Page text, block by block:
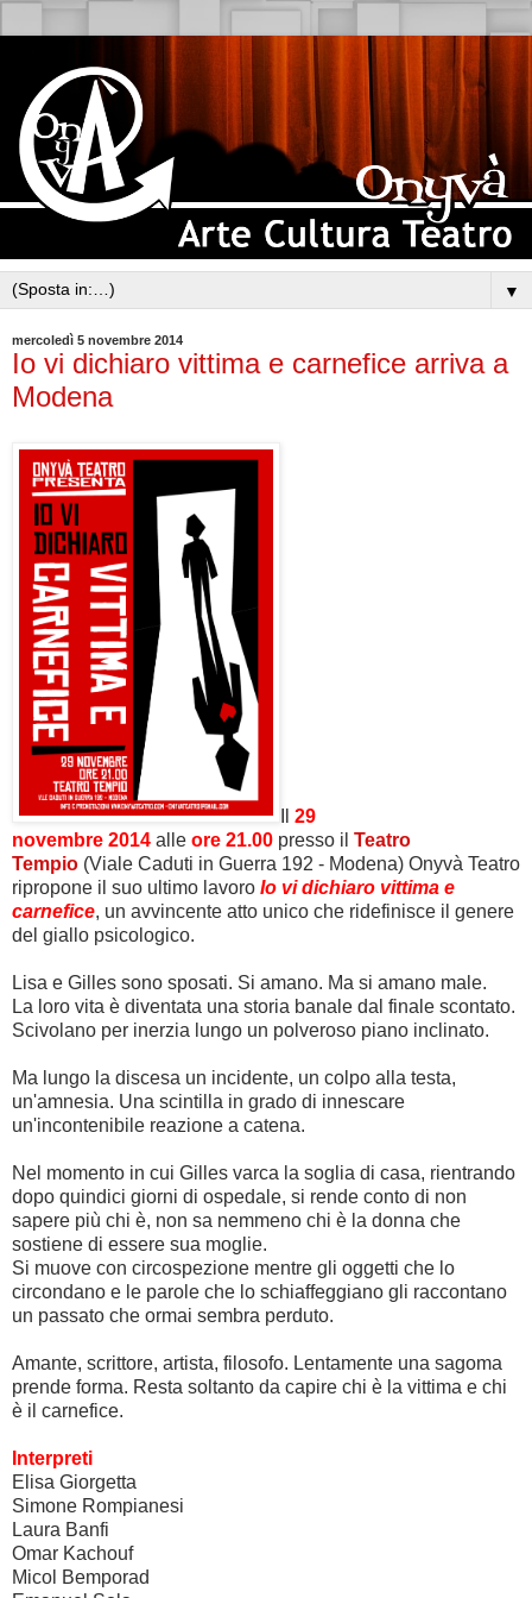
▼
mercoledì 5 novembre 2014
Io vi dichiaro vittima e carnefice arriva a
Modena
29
novembre 2014 alle ore 21.00 presso il Teatro
Tempio (Viale Caduti in Guerra 192 - Modena) Onyvà Teatro
ripropone il suo ultimo lavoro Io vi dichiaro vittima e
carnefice, un avvincente atto unico che ridefinisce il genere
del giallo psicologico.
Lisa e Gilles sono sposati. Si amano. Ma si amano male.
La loro vita è diventata una storia banale dal finale scontato.
Scivolano per inerzia lungo un polveroso piano inclinato.
Ma lungo la discesa un incidente, un colpo alla testa,
un'amnesia. Una scintilla in grado di innescare
un'incontenibile reazione a catena.
Nel momento in cui Gilles varca la soglia di casa, rientrando
dopo quindici giorni di ospedale, si rende conto di non
sapere più chi è, non sa nemmeno chi è la donna che
sostiene di essere sua moglie.
Si muove con circospezione mentre gli oggetti che lo
circondano e le parole che lo schiaffeggiano gli raccontano
un passato che ormai sembra perduto.
Amante, scrittore, artista, filosofo. Lentamente una sagoma
prende forma. Resta soltanto da capire chi è la vittima e chi
è il carnefice.
Interpreti
Elisa Giorgetta
Simone Rompianesi
Laura Banfi
Omar Kachouf
Micol Bemporad